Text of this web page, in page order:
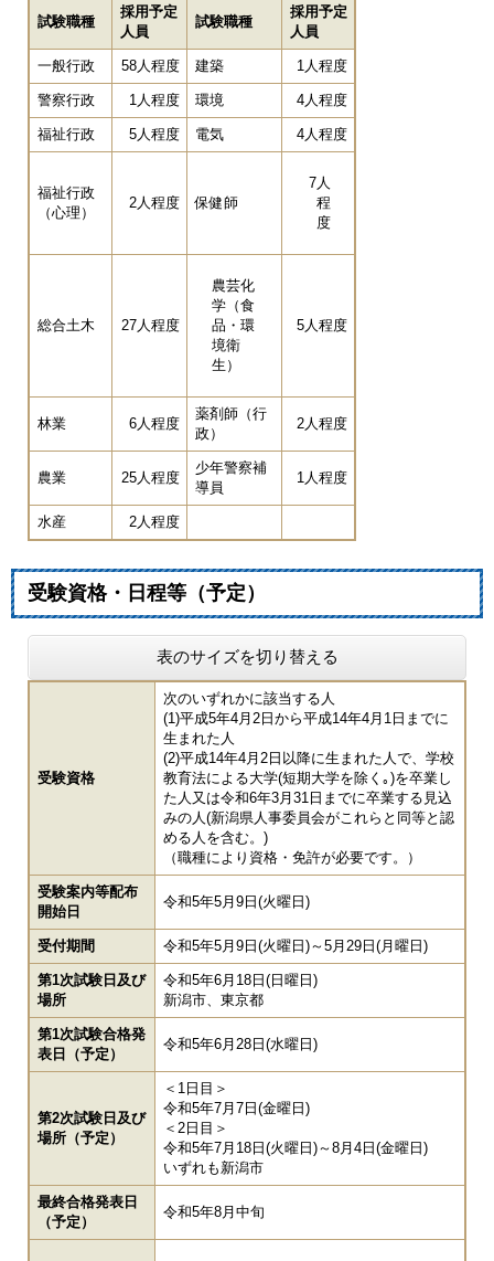
試験職種
採用予定
人員
試験職種
採用予定
人員
一般行政 58人程度 建築 1人程度
警察行政 1人程度 環境 4人程度
福祉行政 5人程度 電気 4人程度
福祉行政
（心理）
2人程度 保健師
7人
程
度
総合土木 27人程度
農芸化
学（食
品・環
境衛
生）
5人程度
林業 6人程度
薬剤師（行
政）
2人程度
農業 25人程度
少年警察補
導員
1人程度
水産 2人程度
受験資格・日程等（予定）
表のサイズを切り替える
受験資格
次のいずれかに該当する人
(1)平成5年4月2日から平成14年4月1日までに
生まれた人
(2)平成14年4月2日以降に生まれた人で、学校
教育法による大学(短期大学を除く｡)を卒業し
た人又は令和6年3月31日までに卒業する見込
みの人(新潟県人事委員会がこれらと同等と認
める人を含む。)
（職種により資格・免許が必要です。）
受験案内等配布
開始日
令和5年5月9日(火曜日)
受付期間 令和5年5月9日(火曜日)～5月29日(月曜日)
第1次試験日及び
場所
令和5年6月18日(日曜日)
新潟市、東京都
第1次試験合格発
表日（予定）
令和5年6月28日(水曜日)
第2次試験日及び
場所（予定）
＜1日目＞
令和5年7月7日(金曜日)
＜2日目＞
令和5年7月18日(火曜日)～8月4日(金曜日)
いずれも新潟市
最終合格発表日
（予定）
令和5年8月中旬